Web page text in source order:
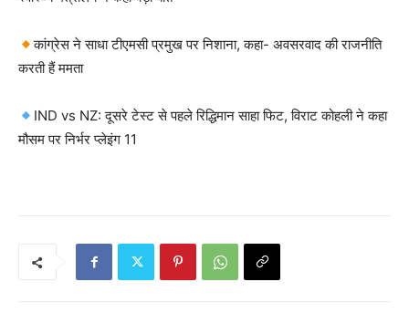
कांग्रेस ने साधा टीएमसी प्रमुख पर निशाना, कहा- अवसरवाद की राजनीति
करती हैं ममता
IND vs NZ: दूसरे टेस्ट से पहले रिद्धिमान साहा फिट, विराट कोहली ने कहा
मौसम पर निर्भर प्लेइंग 11